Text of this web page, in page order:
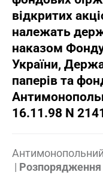
відкритих
належать
наказом
України,
паперів та
16.11.98 N
Антимонопольний
| Розпорядження